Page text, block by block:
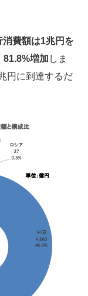
費額は1兆円を
81.8%増加 しま
円に到達するだ